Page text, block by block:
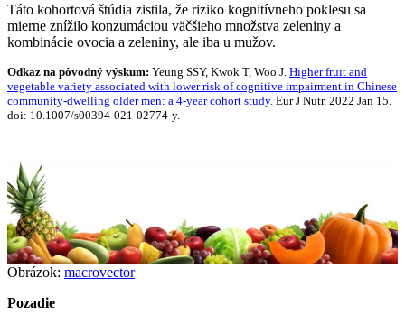
Táto kohortová štúdia zistila, že riziko kognitívneho poklesu sa
mierne znížilo konzumáciou väčšieho množstva zeleniny a
kombinácie ovocia a zeleniny, ale iba u mužov.
Odkaz na pôvodný výskum: Yeung SSY, Kwok T, Woo J. Higher fruit and
vegetable variety associated with lower risk of cognitive impairment in Chinese
community-dwelling older men: a 4-year cohort study. Eur J Nutr. 2022 Jan 15.
doi: 10.1007/s00394-021-02774-y.
Obrázok: macrovector
Pozadie